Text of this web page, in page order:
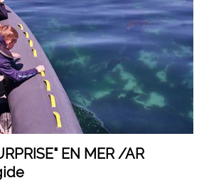
EN MER /AR